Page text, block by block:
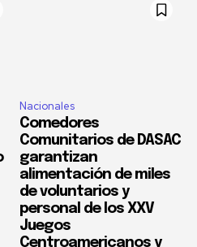
Nacionales
Comedores
Comunitarios de DASAC
garantizan
alimentación de miles
de voluntarios y
personal de los XXV
Juegos
Centroamericanos y